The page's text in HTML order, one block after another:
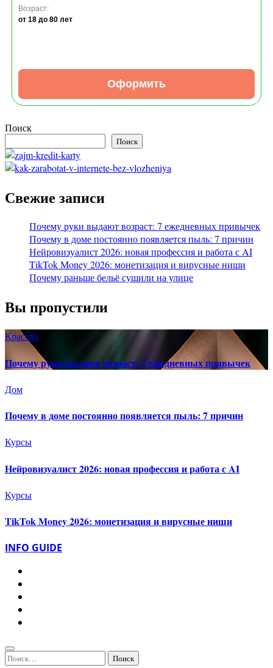
Возраст:
от 18 до 80 лет
Оформить
Поиск
Поиск
Свежие записи
Почему руки выдают возраст: 7 ежедневных привычек
Почему в доме постоянно появляется пыль: 7 причин
Нейровизуалист 2026: новая профессия и работа с AI
TikTok Money 2026: монетизация и вирусные ниши
Почему раньше бельё сушили на улице
Вы пропустили
Красота
Почему руки выдают возраст: 7 ежедневных привычек
Дом
Почему в доме постоянно появляется пыль: 7 причин
Курсы
Нейровизуалист 2026: новая профессия и работа с AI
Курсы
TikTok Money 2026: монетизация и вирусные ниши
INFO GUIDE
Найти: